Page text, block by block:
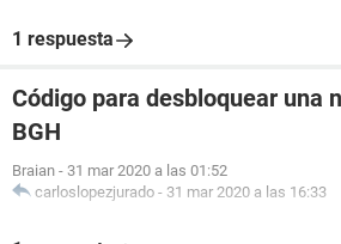
1 respuesta
Código para desbloquear una
BGH
Braian - 31 mar 2020 a las 01:52
carloslopezjurado - 31 mar 2020 a las 16:33